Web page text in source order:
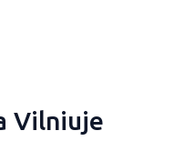
Vilniuje